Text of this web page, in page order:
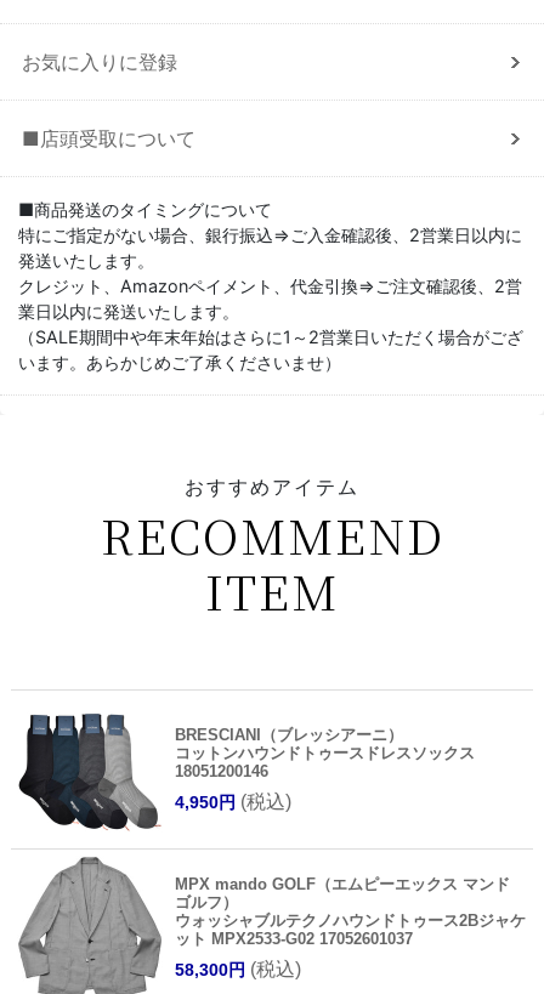
お気に入りに登録
■店頭受取について
■商品発送のタイミングについて
特にご指定がない場合、銀行振込⇒ご入金確認後、2営業日以内に
発送いたします。
クレジット、Amazonペイメント、代金引換⇒ご注文確認後、2営
業日以内に発送いたします。
（SALE期間中や年末年始はさらに1～2営業日いただく場合がござ
います。あらかじめご了承くださいませ）
おすすめアイテム
RECOMMEND
ITEM
BRESCIANI（ブレッシアーニ）
コットンハウンドトゥースドレスソックス
18051200146
4,950円 (税込)
MPX mando GOLF（エムピーエックス マンド
ゴルフ）
ウォッシャブルテクノハウンドトゥース2Bジャケ
ット MPX2533-G02 17052601037
58,300円 (税込)